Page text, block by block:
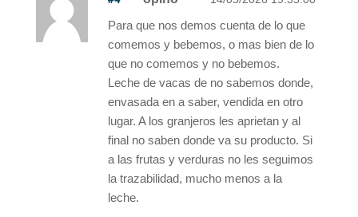
Para que nos demos cuenta de lo que
comemos y bebemos, o mas bien de lo
que no comemos y no bebemos.
Leche de vacas de no sabemos donde,
envasada en a saber, vendida en otro
lugar. A los granjeros les aprietan y al
final no saben donde va su producto. Si
a las frutas y verduras no les seguimos
la trazabilidad, mucho menos a la
leche.